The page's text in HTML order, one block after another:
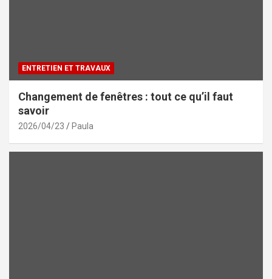
ENTRETIEN ET TRAVAUX
Changement de fenêtres : tout ce qu’il faut
savoir
2026/04/23 Paula